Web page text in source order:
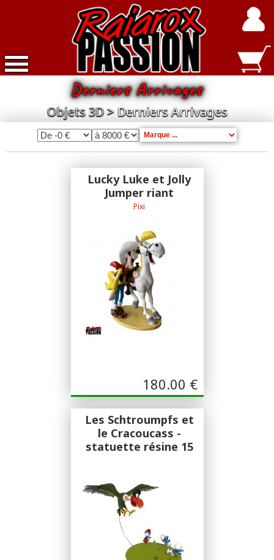
Nouveautés
Exclusivités
Derniers Arrivages
Objets 3D Derniers Arrivages
Lucky Luke et Jolly
Jumper riant
Pixi
180.00 €
Les Schtroumpfs et
le Cracoucass -
statuette résine 15
Sculpture Pascal Rodier